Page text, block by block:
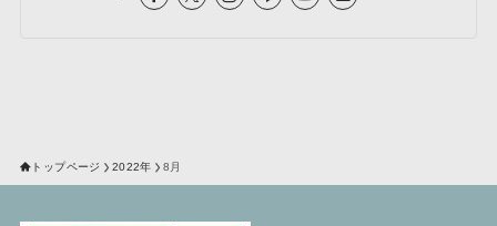
トップページ 2022年 8月